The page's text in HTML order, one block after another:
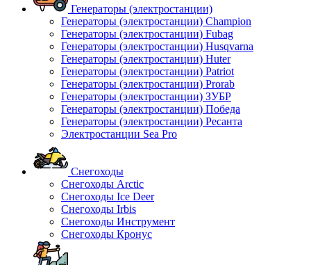
Генераторы (электростанции)
Генераторы (электростанции) Champion
Генераторы (электростанции) Fubag
Генераторы (электростанции) Husqvarna
Генераторы (электростанции) Huter
Генераторы (электростанции) Patriot
Генераторы (электростанции) Prorab
Генераторы (электростанции) ЗУБР
Генераторы (электростанции) Победа
Генераторы (электростанции) Ресанта
Электростанции Sea Pro
Снегоходы
Снегоходы Arctic
Снегоходы Ice Deer
Снегоходы Irbis
Снегоходы Инструмент
Снегоходы Кронус